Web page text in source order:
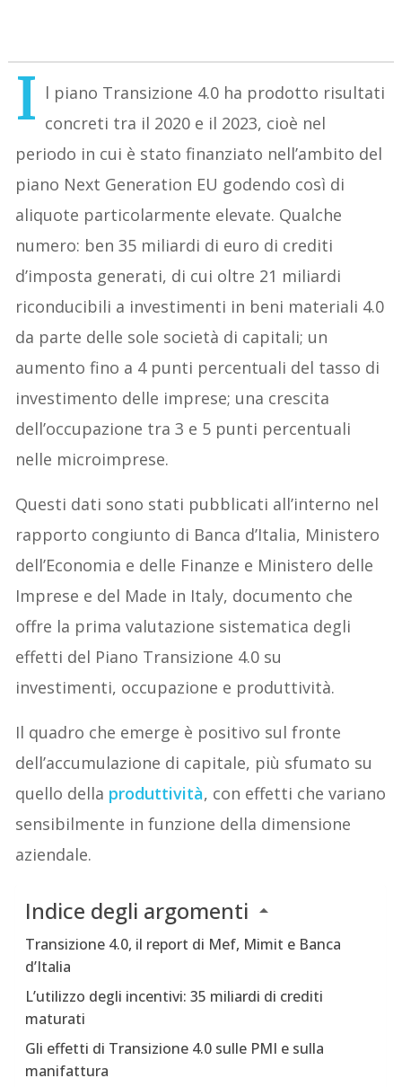
I l piano Transizione 4.0 ha prodotto risultati
concreti tra il 2020 e il 2023, cioè nel
periodo in cui è stato finanziato nell’ambito del
piano Next Generation EU godendo così di
aliquote particolarmente elevate. Qualche
numero: ben 35 miliardi di euro di crediti
d’imposta generati, di cui oltre 21 miliardi
riconducibili a investimenti in beni materiali 4.0
da parte delle sole società di capitali; un
aumento fino a 4 punti percentuali del tasso di
investimento delle imprese; una crescita
dell’occupazione tra 3 e 5 punti percentuali
nelle microimprese.
Questi dati sono stati pubblicati all’interno nel
rapporto congiunto di Banca d’Italia, Ministero
dell’Economia e delle Finanze e Ministero delle
Imprese e del Made in Italy, documento che
offre la prima valutazione sistematica degli
effetti del Piano Transizione 4.0 su
investimenti, occupazione e produttività.
Il quadro che emerge è positivo sul fronte
dell’accumulazione di capitale, più sfumato su
quello della produttività, con effetti che variano
sensibilmente in funzione della dimensione
aziendale.
Indice degli argomenti
Transizione 4.0, il report di Mef, Mimit e Banca
d’Italia
L’utilizzo degli incentivi: 35 miliardi di crediti
maturati
Gli effetti di Transizione 4.0 sulle PMI e sulla
manifattura